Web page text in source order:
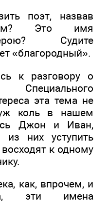
поэт, назвав
Это имя
Судите
«благородный».
к разговору о
эта тема не
уж коль в нашем
Джон и Иван,
них уступить
к одному
как, впрочем, и
эти имена